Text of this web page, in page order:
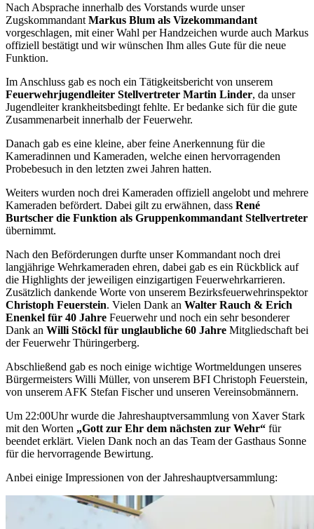
Nach Absprache innerhalb des Vorstands wurde unser
Zugskommandant Markus Blum als Vizekommandant
vorgeschlagen, mit einer Wahl per Handzeichen wurde auch Markus
offiziell bestätigt und wir wünschen Ihm alles Gute für die neue
Funktion.
Im Anschluss gab es noch ein Tätigkeitsbericht von unserem
Feuerwehrjugendleiter Stellvertreter Martin Linder, da unser
Jugendleiter krankheitsbedingt fehlte. Er bedanke sich für die gute
Zusammenarbeit innerhalb der Feuerwehr.
Danach gab es eine kleine, aber feine Anerkennung für die
Kameradinnen und Kameraden, welche einen hervorragenden
Probebesuch in den letzten zwei Jahren hatten.
Weiters wurden noch drei Kameraden offiziell angelobt und mehrere
Kameraden befördert. Dabei gilt zu erwähnen, dass René
Burtscher die Funktion als Gruppenkommandant Stellvertreter
übernimmt.
Nach den Beförderungen durfte unser Kommandant noch drei
langjährige Wehrkameraden ehren, dabei gab es ein Rückblick auf
die Highlights der jeweiligen einzigartigen Feuerwehrkarrieren.
Zusätzlich dankende Worte von unserem Bezirksfeuerwehrinspektor
Christoph Feuerstein. Vielen Dank an Walter Rauch & Erich
Enenkel für 40 Jahre Feuerwehr und noch ein sehr besonderer
Dank an Willi Stöckl für unglaubliche 60 Jahre Mitgliedschaft bei
der Feuerwehr Thüringerberg.
Abschließend gab es noch einige wichtige Wortmeldungen unseres
Bürgermeisters Willi Müller, von unserem BFI Christoph Feuerstein,
von unserem AFK Stefan Fischer und unseren Vereinsobmännern.
Um 22:00Uhr wurde die Jahreshauptversammlung von Xaver Stark
mit den Worten „Gott zur Ehr dem nächsten zur Wehr“ für
beendet erklärt. Vielen Dank noch an das Team der Gasthaus Sonne
für die hervorragende Bewirtung.
Anbei einige Impressionen von der Jahreshauptversammlung: